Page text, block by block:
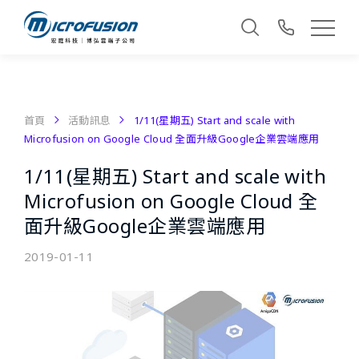
首頁 活動訊息
1/11(星期五) Start and scale with
Microfusion on Google Cloud 全面升級Google企業雲端應用
1/11(星期五) Start and scale with
Microfusion on Google Cloud 全
面升級Google企業雲端應用
2019-01-11